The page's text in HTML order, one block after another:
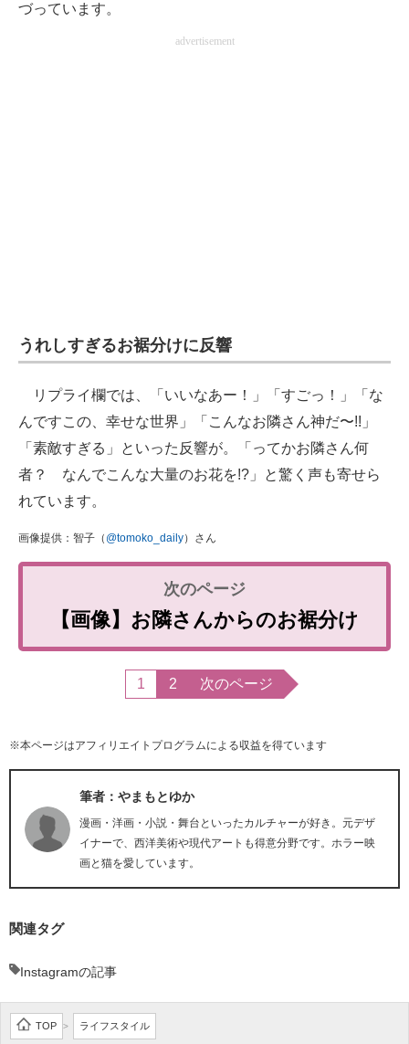
づっています。
advertisement
うれしすぎるお裾分けに反響
リプライ欄では、「いいなあー！」「すごっ！」「な
んですこの、幸せな世界」「こんなお隣さん神だ〜!!」
「素敵すぎる」といった反響が。「ってかお隣さん何
者？ なんでこんな大量のお花を!?」と驚く声も寄せら
れています。
画像提供：智子（ @tomoko_daily）さん
【画像】お隣さんからのお裾分け
1 2 次のページ
※本ページはアフィリエイトプログラムによる収益を得ています
筆者：やまもとゆか
漫画・洋画・小説・舞台といったカルチャーが好き。元デザ
イナーで、西洋美術や現代アートも得意分野です。ホラー映
画と猫を愛しています。
関連タグ
Instagramの記事
TOP > ライフスタイル